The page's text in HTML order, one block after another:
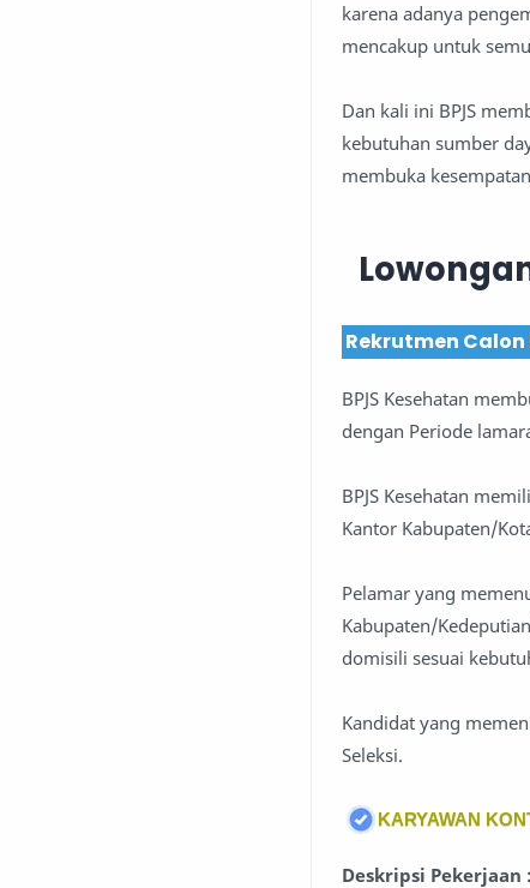
karena adanya
mencakup untuk
Dan kali ini BPJS
kebutuhan sumber
membuka
Rekrutmen Calon
BPJS Kesehatan
dengan Periode
BPJS Kesehatan
Kantor Kabupaten/
Pelamar yang
Kabupaten/
domisili sesuai
Kandidat yang
Seleksi.
KARYAWAN
Deskripsi Pekerjaan :